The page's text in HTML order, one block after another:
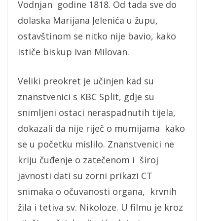
Vodnjan godine 1818. Od tada sve do
dolaska Marijana Jelenića u župu,
ostavštinom se nitko nije bavio, kako
ističe biskup Ivan Milovan.
Veliki preokret je učinjen kad su
znanstvenici s KBC Split, gdje su
snimljeni ostaci neraspadnutih tijela,
dokazali da nije riječ o mumijama kako
se u početku mislilo. Znanstvenici ne
kriju čuđenje o zatečenom i široj
javnosti dati su zorni prikazi CT
snimaka o očuvanosti organa, krvnih
žila i tetiva sv. Nikoloze. U filmu je kroz